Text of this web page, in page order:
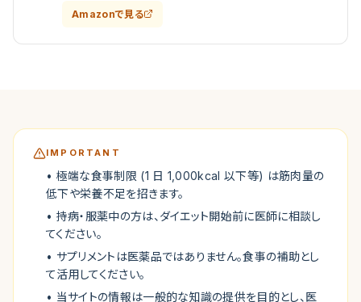
Amazonで見る
IMPORTANT
• 極端な食事制限 (1 日 1,000kcal 以下等) は筋肉量の
低下や栄養不足を招きます。
• 持病・服薬中の方は、ダイエット開始前に医師に相談し
てください。
• サプリメントは医薬品ではありません。食事の補助とし
て活用してください。
• 当サイトの情報は一般的な知識の提供を目的とし、医